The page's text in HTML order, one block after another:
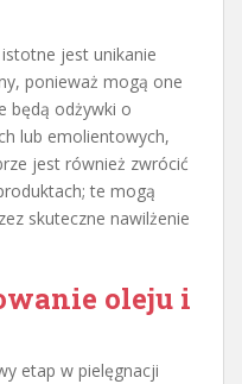
istotne jest unikanie
ponieważ mogą one
będą odżywki o
lub emolientowych,
jest również zwrócić
te mogą
skuteczne nawilżenie
oleju i
etap w pielęgnacji